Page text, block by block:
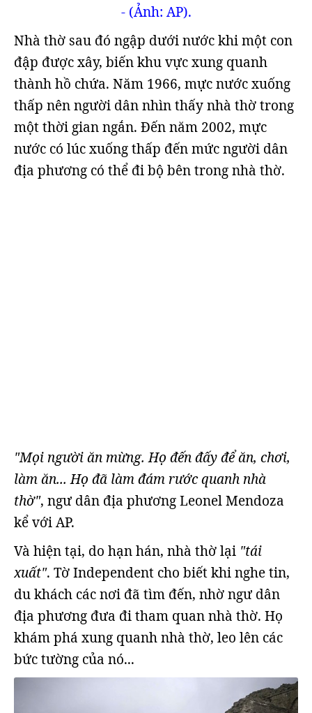
- (Ảnh: AP).
Nhà thờ sau đó ngập dưới nước khi một con
đập được xây, biến khu vực xung quanh
thành hồ chứa. Năm 1966, mực nước xuống
thấp nên người dân nhìn thấy nhà thờ trong
một thời gian ngắn. Đến năm 2002, mực
nước có lúc xuống thấp đến mức người dân
địa phương có thể đi bộ bên trong nhà thờ.
"Mọi người ăn mừng. Họ đến đấy để ăn, chơi,
làm ăn... Họ đã làm đám rước quanh nhà
thờ", ngư dân địa phương Leonel Mendoza
kể với AP.
Và hiện tại, do hạn hán, nhà thờ lại "tái
xuất". Tờ Independent cho biết khi nghe tin,
du khách các nơi đã tìm đến, nhờ ngư dân
địa phương đưa đi tham quan nhà thờ. Họ
khám phá xung quanh nhà thờ, leo lên các
bức tường của nó...